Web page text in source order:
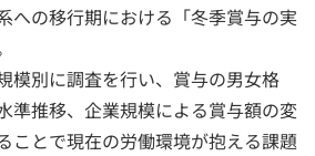
への移行期における「冬季賞与の実
模別に調査を行い、賞与の男女格
準推移、企業規模による賞与額の変
ことで現在の労働環境が抱える課題